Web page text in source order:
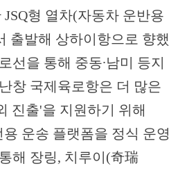
형 열차(자동차 운반용
출발해 상하이항으로 향했
선을 통해 중동∙남미 등지
창 국제육로항은 더 많은
진출'을 지원하기 위해
운송 플랫폼을 정식 운영
해 장링, 치루이(奇瑞